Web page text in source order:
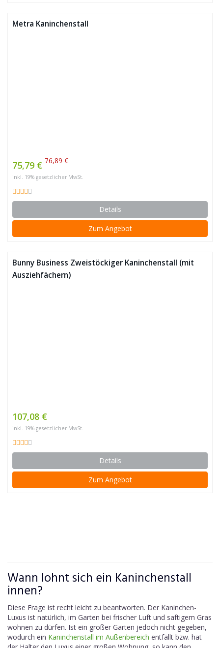
Metra Kaninchenstall
75,79 € 76,89 €
inkl. 19% gesetzlicher MwSt.
Details
Zum Angebot
Bunny Business Zweistöckiger Kaninchenstall (mit
Ausziehfächern)
107,08 €
inkl. 19% gesetzlicher MwSt.
Details
Zum Angebot
Wann lohnt sich ein Kaninchenstall
innen?
Diese Frage ist recht leicht zu beantworten. Der Kaninchen-
Luxus ist natürlich, im Garten bei frischer Luft und saftigem Gras
wohnen zu dürfen. Ist ein großer Garten jedoch nicht gegeben,
wodurch ein Kaninchenstall im Außenbereich entfällt bzw. hat